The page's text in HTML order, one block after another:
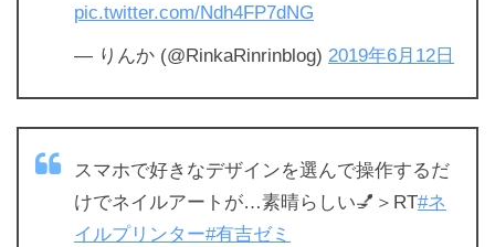
pic.twitter.com/Ndh4FP7dNG
— りんか (@RinkaRinrinblog) 2019年6月12日
スマホで好きなデザインを選んで操作するだ
けでネイルアートが…素晴らしい💅＞RT#ネ
イルプリンター#有吉ゼミ